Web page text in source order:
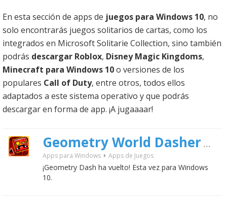
En esta sección de apps de juegos para Windows 10, no
solo encontrarás juegos solitarios de cartas, como los
integrados en Microsoft Solitarie Collection, sino también
podrás descargar Roblox, Disney Magic Kingdoms,
Minecraft para Windows 10o versiones de los
populares Call of Duty, entre otros, todos ellos
adaptados a este sistema operativo y que podrás
descargar en forma de app. ¡A jugaaaar!
Geometry World Dasher gratis
Apps para Windows Apps de Juegos
¡Geometry Dash ha vuelto! Esta vez para Windows
10.